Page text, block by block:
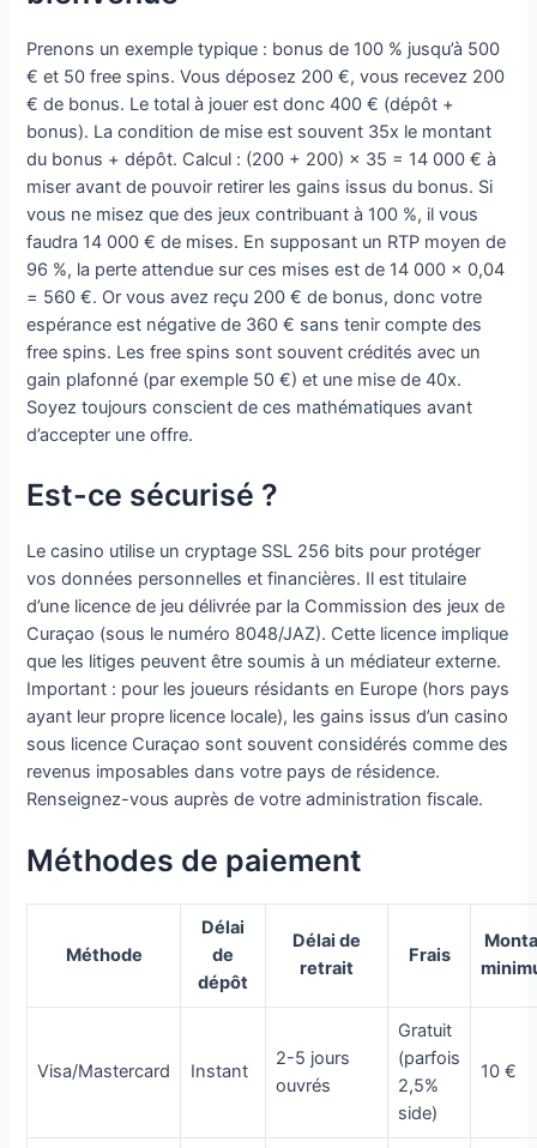
Prenons un exemple typique : bonus de 100 % jusqu’à 500
€ et 50 free spins. Vous déposez 200 €, vous recevez 200
€ de bonus. Le total à jouer est donc 400 € (dépôt +
bonus). La condition de mise est souvent 35x le montant
du bonus + dépôt. Calcul : (200 + 200) × 35 = 14 000 € à
miser avant de pouvoir retirer les gains issus du bonus. Si
vous ne misez que des jeux contribuant à 100 %, il vous
faudra 14 000 € de mises. En supposant un RTP moyen de
96 %, la perte attendue sur ces mises est de 14 000 × 0,04
= 560 €. Or vous avez reçu 200 € de bonus, donc votre
espérance est négative de 360 € sans tenir compte des
free spins. Les free spins sont souvent crédités avec un
gain plafonné (par exemple 50 €) et une mise de 40x.
Soyez toujours conscient de ces mathématiques avant
d’accepter une offre.
Est-ce sécurisé ?
Le casino utilise un cryptage SSL 256 bits pour protéger
vos données personnelles et financières. Il est titulaire
d’une licence de jeu délivrée par la Commission des jeux de
Curaçao (sous le numéro 8048/JAZ). Cette licence implique
que les litiges peuvent être soumis à un médiateur externe.
Important : pour les joueurs résidants en Europe (hors pays
ayant leur propre licence locale), les gains issus d’un casino
sous licence Curaçao sont souvent considérés comme des
revenus imposables dans votre pays de résidence.
Renseignez-vous auprès de votre administration fiscale.
Méthodes de paiement
Méthode
Délai
de
dépôt
Délai de
retrait
Frais
Visa/Mastercard Instant
2-5 jours
ouvrés
Gratuit
(parfois
2,5%
side)
10 €